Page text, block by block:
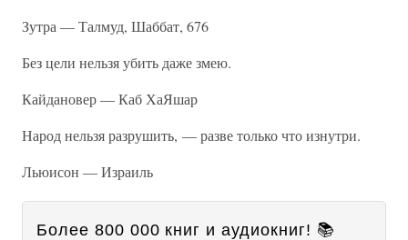
Зутра — Талмуд, Шаббат, 676
Без цели нельзя убить даже змею.
Кайдановер — Каб ХаЯшар
Народ нельзя разрушить, — разве только что изнутри.
Льюисон — Израиль
Более 800 000 книг и аудиокниг! 📚